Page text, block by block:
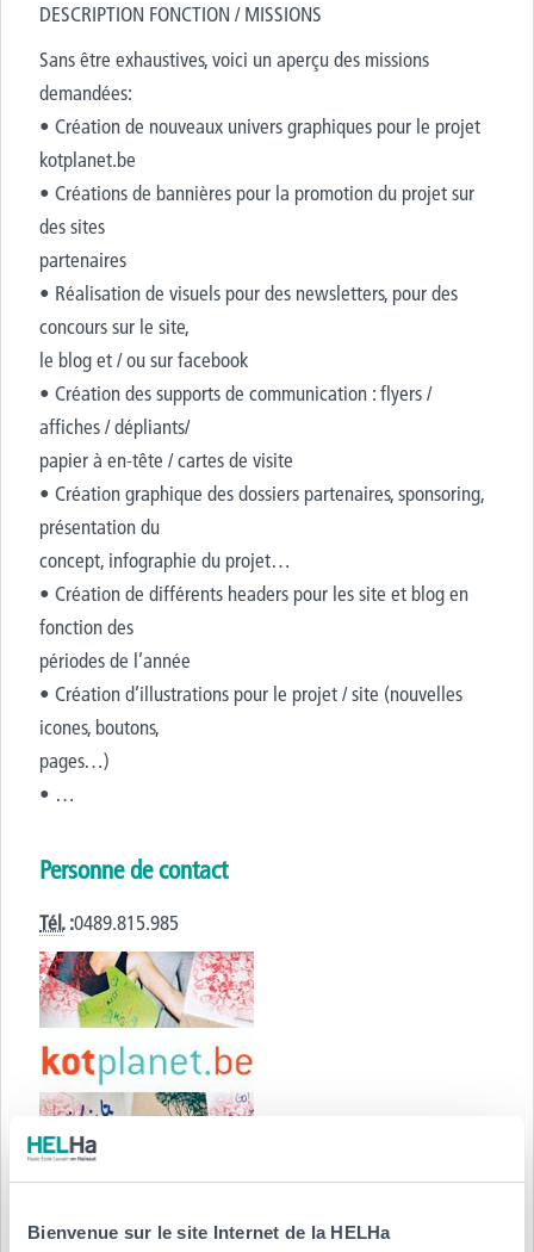
Bienvenue sur le site Internet de la HELHa
DESCRIPTION FONCTION / MISSIONS
Sans être exhaustives, voici un aperçu des missions
demandées:
• Création de nouveaux univers graphiques pour le projet
kotplanet.be
• Créations de bannières pour la promotion du projet sur
des sites
partenaires
• Réalisation de visuels pour des newsletters, pour des
concours sur le site,
le blog et / ou sur facebook
• Création des supports de communication : flyers /
affiches / dépliants/
papier à en-tête / cartes de visite
• Création graphique des dossiers partenaires, sponsoring,
présentation du
concept, infographie du projet…
• Création de différents headers pour les site et blog en
fonction des
périodes de l’année
• Création d’illustrations pour le projet / site (nouvelles
icones, boutons,
pages…)
• …
Personne de contact
Tél.:0489.815.985